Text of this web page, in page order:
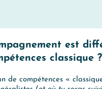
est
classique ?
de compétences «